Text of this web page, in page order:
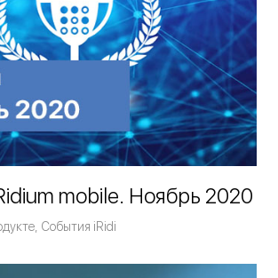
mobile. Ноябрь 2020
iRidium mobile
, События iRidi